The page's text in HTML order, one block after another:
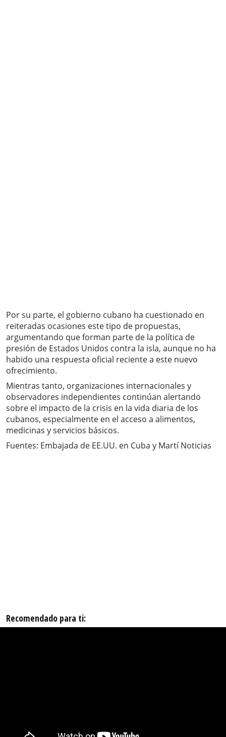
Por su parte, el gobierno cubano ha cuestionado en
reiteradas ocasiones este tipo de propuestas,
argumentando que forman parte de la política de
presión de Estados Unidos contra la isla, aunque no ha
habido una respuesta oficial reciente a este nuevo
ofrecimiento.
Mientras tanto, organizaciones internacionales y
observadores independientes continúan alertando
sobre el impacto de la crisis en la vida diaria de los
cubanos, especialmente en el acceso a alimentos,
medicinas y servicios básicos.
Fuentes: Embajada de EE.UU. en Cuba y Martí Noticias
Recomendado para ti: